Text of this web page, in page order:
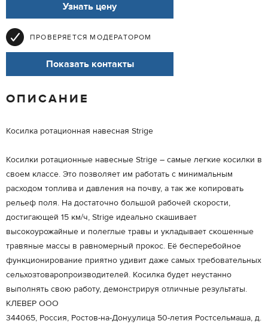
Узнать цену
ПРОВЕРЯЕТСЯ МОДЕРАТОРОМ
Показать контакты
ОПИСАНИЕ
Косилка ротационная навесная Strige
Косилки ротационные навесные Strige – самые легкие косилки в
своем классе. Это позволяет им работать с минимальным
расходом топлива и давления на почву, а так же копировать
рельеф поля. На достаточно большой рабочей скорости,
достигающей 15 км/ч, Strige идеально скашивает
высокоурожайные и полеглые травы и укладывает скошенные
травяные массы в равномерный прокос. Её бесперебойное
функционирование приятно удивит даже самых требовательных
сельхозтоваропроизводителей. Косилка будет неустанно
выполнять свою работу, демонстрируя отличные результаты.
КЛЕВЕР ООО
344065, Россия, Ростов-на-Дону,улица 50-летия Ростсельмаша, д.